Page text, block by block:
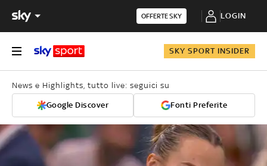
OFFERTE SKY LOGIN
SKY SPORT INSIDER
News e Highlights, tutto live: seguici su
Google Discover Fonti Preferite